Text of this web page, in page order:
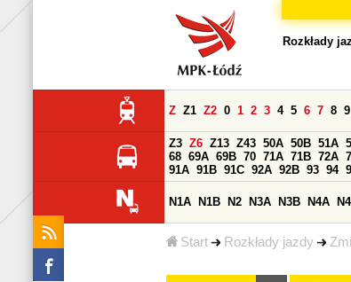
Start Rozkłady jazdy
Rozkłady
Z Z1 Z2 0 1 2 3 4 5 6 7 8 9
Z3 Z6 Z13 Z43 50A 50B 51A
68 69A 69B 70 71A 71B 72A
91A 91B 91C 92A 92B 93 94
N1A N1B N2 N3A N3B N4A